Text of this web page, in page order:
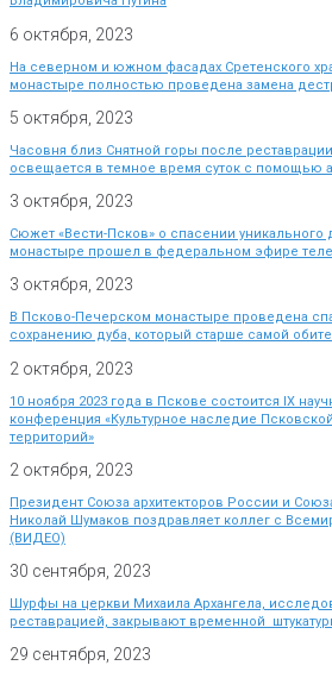
6 октября, 2023
На северном и южном фасадах Сретенского
монастыре полностью проведена замена
5 октября, 2023
Часовня близ Снятной горы после
освещается в темное время суток с помощью
3 октября, 2023
Сюжет «Вести-Псков» о спасении
монастыре прошел в федеральном эфире
3 октября, 2023
В Псково-Печерском монастыре проведена
сохранению дуба, который старше самой
2 октября, 2023
10 ноября 2023 года в Пскове состоится IX
конференция «Культурное наследие
территорий»
2 октября, 2023
Президент Союза архитекторов России и
Николай Шумаков поздравляет коллег с
(ВИДЕО)
30 сентября, 2023
Шурфы на церкви Михаила Архангела,
реставрацией, закрывают временной
29 сентября, 2023